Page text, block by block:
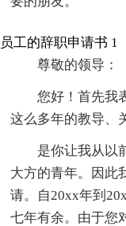
员工的辞职申请书 1
尊敬的领导：
您好！首先我
这么多年的教导、
是你让我从以
大方的青年。因此
请。自20xx年到
七年有余。由于您